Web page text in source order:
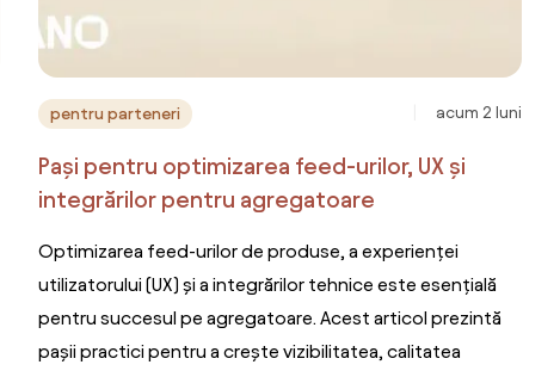
acum 2 luni
pentru parteneri
Pași pentru optimizarea feed-urilor, UX și
integrărilor pentru agregatoare
Optimizarea feed-urilor de produse, a experienței
utilizatorului (UX) și a integrărilor tehnice este esențială
pentru succesul pe agregatoare. Acest articol prezintă
pașii practici pentru a crește vizibilitatea, calitatea